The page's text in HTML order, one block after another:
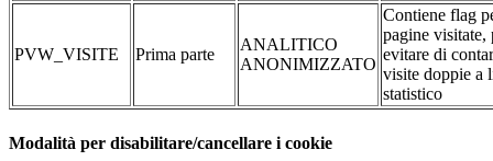
PVW_VISITE Prima parte
ANALITICO
ANONIMIZZATO
Contiene flag
pagine visitate,
evitare di
visite doppie a
statistico
Modalità per disabilitare/cancellare i cookie